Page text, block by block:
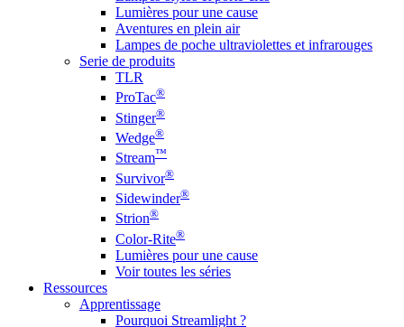
Lumières pour une cause
Aventures en plein air
Lampes de poche ultraviolettes et infrarouges
Serie de produits
TLR
ProTac®
Stinger®
Wedge®
Stream™
Survivor®
Sidewinder®
Strion®
Color-Rite®
Lumières pour une cause
Voir toutes les séries
Ressources
Apprentissage
Pourquoi Streamlight ?